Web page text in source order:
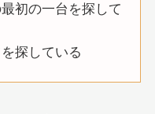
初の一台を探して
探している